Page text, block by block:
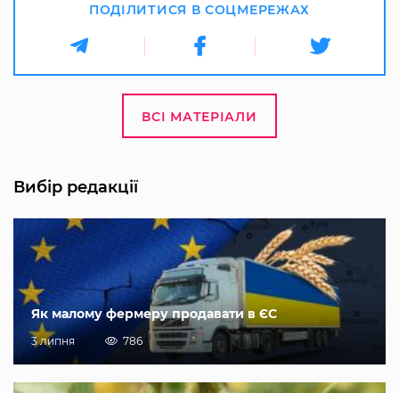
ПОДІЛИТИСЯ В СОЦМЕРЕЖАХ
ВСІ МАТЕРІАЛИ
Вибір редакції
Як малому фермеру продавати в ЄС
3 липня 786